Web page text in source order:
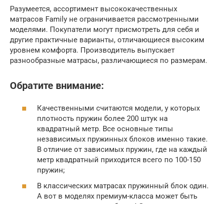
Разумеется, ассортимент высококачественных
матрасов Family не ограничивается рассмотренными
моделями. Покупатели могут присмотреть для себя и
другие практичные варианты, отличающиеся высоким
уровнем комфорта. Производитель выпускает
разнообразные матрасы, различающиеся по размерам.
Обратите внимание:
Качественными считаются модели, у которых
плотность пружин более 200 штук на
квадратный метр. Все основные типы
независимых пружинных блоков именно такие.
В отличие от зависимых пружин, где на каждый
метр квадратный приходится всего по 100-150
пружин;
В классических матрасах пружинный блок один.
А вот в моделях премиум-класса может быть